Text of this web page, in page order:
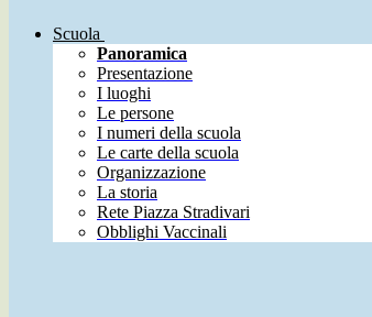
Scuola
Panoramica
Presentazione
I luoghi
Le persone
I numeri della scuola
Le carte della scuola
Organizzazione
La storia
Rete Piazza Stradivari
Obblighi Vaccinali